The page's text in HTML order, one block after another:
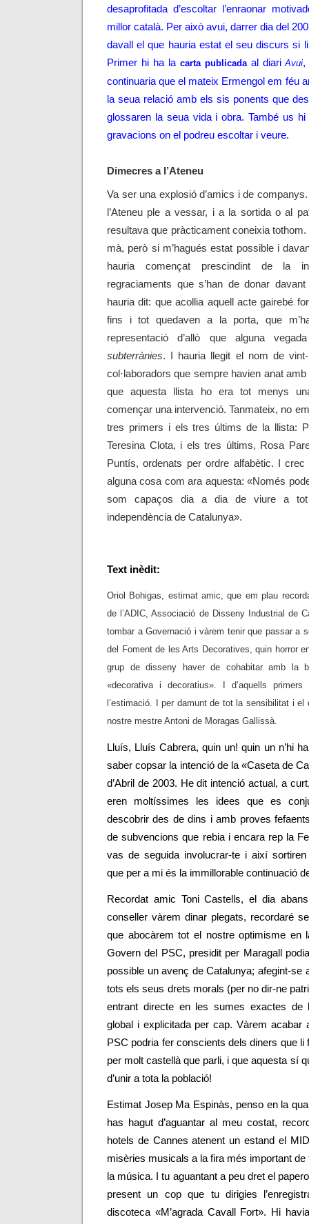
desaprofitada d’escoltar l’enraonar
millor català. Per això avui, darrer dia del
davall el que hauria estat el seu discurs si
Primer hi ha la carta publicadaal diariAvui,
continuaria que el mateix Ermengol em féu
la seua relació amb els sis ponents que
glossaren la seua vida i obra. També us
gravacions on el podreu escoltar i veure.
Dimecres a l’Ateneu
Va ser una explosió d’amics i de
l’Ateneu ple a vessar, i a la sortida o al
resultava que pràcticament coneixia
mà, però si m’hagués estat possible i
hauria començat prescindint de la
regraciaments que s’han de donar
hauria dit: que acollia aquell acte gairebé
fins i tot quedaven a la porta, que
representació d’allò que alguna
subterrànies. I hauria llegit el nom de vint-
col·laboradors que sempre havien anat
que aquesta llista ho era tot menys
començar una intervenció. Tanmateix, no
tres primers i els tres últims de la llista:
Teresina Clota, i els tres últims, Rosa
Puntís, ordenats per ordre alfabètic. I
alguna cosa com ara aquesta: «Només
som capaços dia a dia de viure a
independència de Catalunya».
Text inèdit:
Oriol Bohigas, estimat amic, que em plau
de l’ADIC, Associació de Disseny Industrial de
tombar a Governació i vàrem tenir que passar a
del Foment de les Arts Decoratives, quin horror
grup de disseny haver de cohabitar amb la
«decorativa i decoratius». I d’aquells
l’estimació. I per damunt de tot la sensibilitat i el
nostre mestre Antoni de Moragas Gallissà.
Lluís, Lluís Cabrera, quin un! quin un n’hi
saber copsar la intenció de la «Caseta de
d’Abril de 2003. He dit intenció actual, a
eren moltíssimes les idees que es
descobrir des de dins i amb proves
de subvencions que rebia i encara rep la
vas de seguida involucrar-te i així
que per a mi és la immillorable continuació
Recordat amic Toni Castells, el dia abans
conseller vàrem dinar plegats, recordaré
que abocàrem tot el nostre optimisme en
Govern del PSC, presidit per Maragall
possible un avenç de Catalunya; afegint-se
tots els seus drets morals (per no dir-ne
entrant directe en les sumes exactes de
global i explicitada per cap. Vàrem acabar
PSC podria fer conscients dels diners que li
per molt castellà que parli, i que aquesta sí
d’unir a tota la població!
Estimat Josep Ma Espinàs, penso en la
has hagut d’aguantar al meu costat,
hotels de Cannes atenent un estand el
misèries musicals a la fira més important
la música. I tu aguantant a peu dret el
present un cop que tu dirigies
discoteca «M’agrada Cavall Fort». Hi